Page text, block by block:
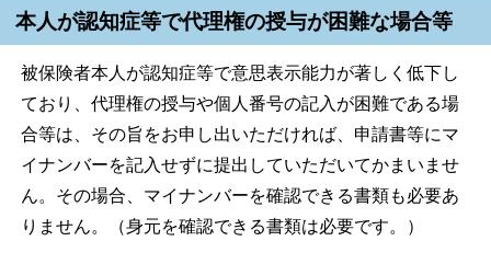
本人が認知症等で代理権の授与が困難な場合等
被保険者本人が認知症等で意思表示能力が著しく低下し
ており、代理権の授与や個人番号の記入が困難である場
合等は、その旨をお申し出いただければ、申請書等にマ
イナンバーを記入せずに提出していただいてかまいませ
ん。その場合、マイナンバーを確認できる書類も必要あ
りません。（身元を確認できる書類は必要です。）